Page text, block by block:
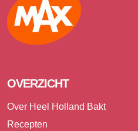
OVERZICHT
Over Heel Holland Bakt
Recepten